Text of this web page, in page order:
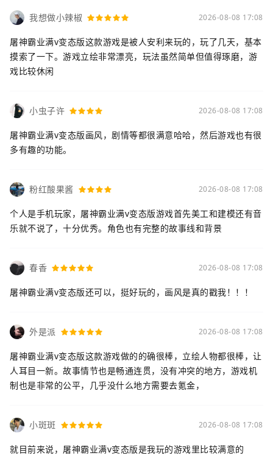
我想做小辣椒 2026-08-08 17:08
屠神霸业满v变态版这款游戏是被人安利来玩的，玩了几天，基本
摸索了一下。游戏立绘非常漂亮，玩法虽然简单但值得琢磨，游
戏比较休闲
小虫子许 2026-08-08 17:08
屠神霸业满v变态版画风，剧情等都很满意哈哈，然后游戏也有很
多有趣的功能。
粉红酸果酱 2026-08-08 17:08
个人是手机玩家，屠神霸业满v变态版游戏首先美工和建模还有音
乐就不说了，十分优秀。角色也有完整的故事线和背景
春香 2026-08-08 17:08
屠神霸业满v变态版还可以，挺好玩的，画风是真的戳我！！！
外是派 2026-08-08 17:08
屠神霸业满v变态版这款游戏做的的确很棒，立绘人物都很棒，让
人耳目一新。故事情节也是畅通连贯，没有冲突的地方，游戏机
制也是非常的公平，几乎没什么地方需要去氪金，
小斑斑 2026-08-08 17:08
就目前来说，屠神霸业满v变态版是我玩的游戏里比较满意的